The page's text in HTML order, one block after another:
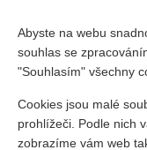
Sociální sítě
Abyste na webu
souhlas se
"Souhlasím" všechny
Cookies jsou malé
prohlížeči. Podle nich
zobrazíme vám web